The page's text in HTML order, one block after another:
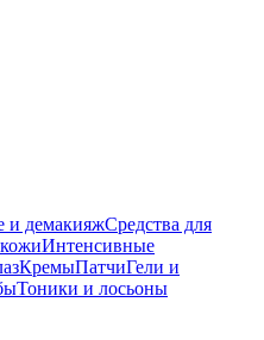
и демакияжСредства для
Интенсивные
КремыПатчиГели и
Тоники и лосьоны